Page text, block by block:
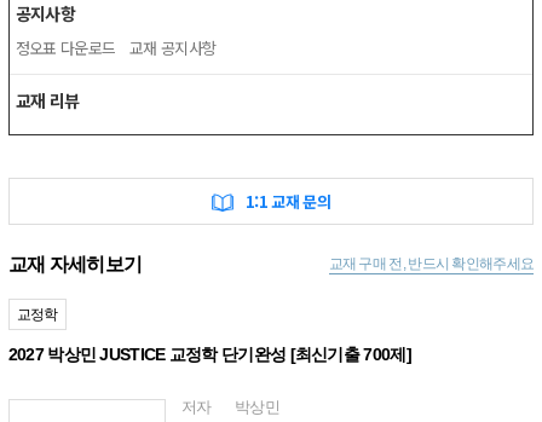
공지사항
정오표 다운로드 교재 공지사항
교재 리뷰
1:1 교재 문의
교재 자세히보기 교재 구매 전, 반드시 확인해주세요
교정학
2027 박상민 JUSTICE 교정학 단기완성 [최신기출 700제]
저자 박상민